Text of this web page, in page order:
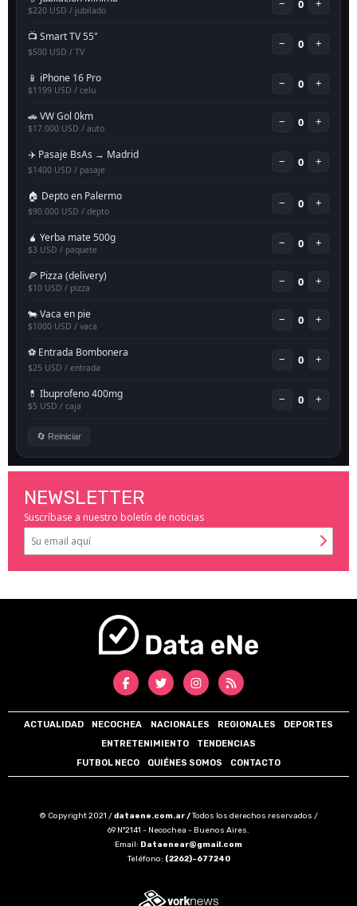
NEWSLETTER
Suscríbase a nuestro boletín de noticias
ACTUALIDAD NECOCHEA NACIONALES REGIONALES
DEPORTES
ENTRETENIMIENTO
TENDENCIAS
FUTBOL NECO
QUIÉNES SOMOS CONTACTO
© Copyright 2021 /dataene.com.ar /Todos los derechos reservados /
69 N°2141 - Necochea - Buenos Aires.
Email: Dataenear@gmail.com
Teléfono: (2262)-677240